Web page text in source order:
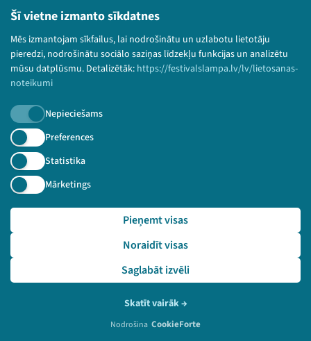
Šī vietne izmanto sīkdatnes
Mēs izmantojam sīkfailus, lai nodrošinātu un uzlabotu lietotāju
pieredzi, nodrošinātu sociālo saziņas līdzekļu funkcijas un analizētu
mūsu datplūsmu. Detalizētāk: https://festivalslampa.lv/lv/lietosanas-
noteikumi
Nepieciešams
Preferences
Statistika
Mārketings
Saglabāt izvēli
Noraidīt visas
Pieņemt visas
Skatīt vairāk→
Nodrošina CookieForte
Lietošanas noteikumi un sīkdatņu politika
Bērnu aizsardzības politika
© 2026 Sarunu festivāls LAMPA Visas tiesības
paturētas.
Piesakies jaunumiem!
Nepalaid garām aktuālāko informāciju!
Pieteikties
🔗 https://festivalslampa.lv/lv/dalibnieki/2975